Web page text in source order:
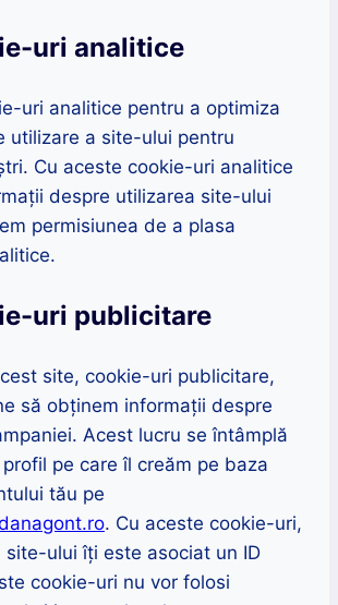
uri analitice
uri analitice pentru a optimiza
utilizare a site-ului pentru
Cu aceste cookie-uri analitice
despre utilizarea site-ului
permisiunea de a plasa
uri publicitare
site, cookie-uri publicitare,
să obținem informații despre
Acest lucru se întâmplă
pe care îl creăm pe baza
tău pe
. Cu aceste cookie-uri,
site-ului îți este asociat un ID
cookie-uri nu vor folosi